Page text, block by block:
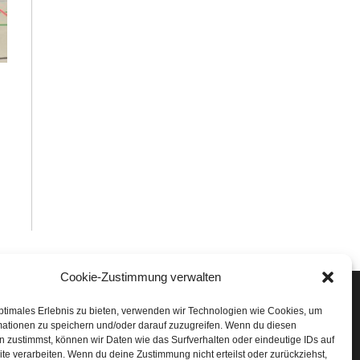
Cookie-Zustimmung verwalten
Erlebnis zu bieten, verwenden wir Technologien wie Cookies, um
zu speichern und/oder darauf zuzugreifen. Wenn du diesen
zustimmst, können wir Daten wie das Surfverhalten oder eindeutige IDs auf
verarbeiten. Wenn du deine Zustimmung nicht erteilst oder zurückziehst,
Run